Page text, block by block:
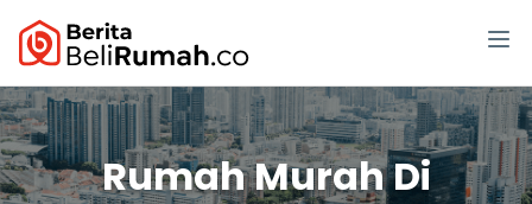
Rumah Murah Di